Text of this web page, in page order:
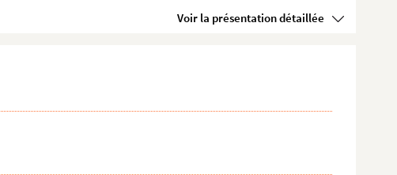
Voir la présentation détaillée